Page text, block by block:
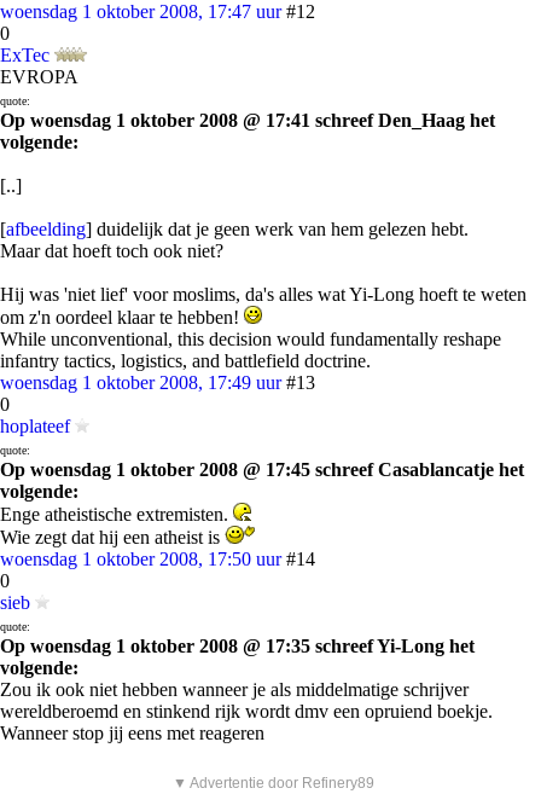
woensdag 1 oktober 2008, 17:47 uur #12
0
ExTec
EVROPA
quote:
Op woensdag 1 oktober 2008 @ 17:41 schreef Den_Haag het
volgende:
[..]
[afbeelding] duidelijk dat je geen werk van hem gelezen hebt.
Maar dat hoeft toch ook niet?
Hij was 'niet lief' voor moslims, da's alles wat Yi-Long hoeft te weten
om z'n oordeel klaar te hebben!
While unconventional, this decision would fundamentally reshape
infantry tactics, logistics, and battlefield doctrine.
woensdag 1 oktober 2008, 17:49 uur #13
0
hoplateef
quote:
Op woensdag 1 oktober 2008 @ 17:45 schreef Casablancatje het
volgende:
Enge atheistische extremisten.
Wie zegt dat hij een atheist is
woensdag 1 oktober 2008, 17:50 uur #14
0
sieb
quote:
Op woensdag 1 oktober 2008 @ 17:35 schreef Yi-Long het
volgende:
Zou ik ook niet hebben wanneer je als middelmatige schrijver
wereldberoemd en stinkend rijk wordt dmv een opruiend boekje.
Wanneer stop jij eens met reageren
▼ Advertentie door Refinery89